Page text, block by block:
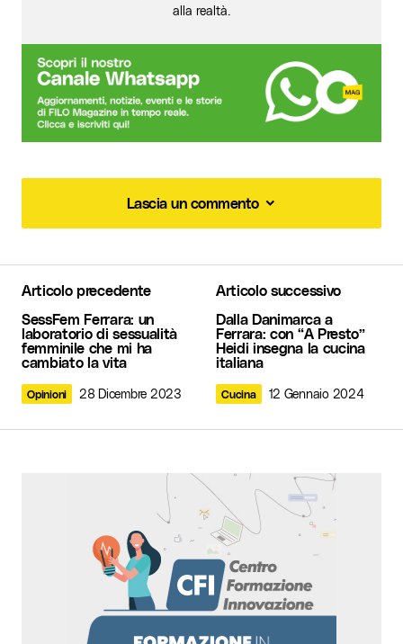
alla realtà.
Lascia un commento
Il tuo indirizzo email non sarà pubblicato.
campi obbligatori sono contrassegnati*
Commento*
Your E-mail*
Invia commento
Articolo precedente
SessFem Ferrara: un
laboratorio di sessualità
femminile che mi ha
cambiato la vita
Opinioni 28 Dicembre 2023
Articolo successivo
Dalla Danimarca a
Ferrara: con “A Presto”
Heidi insegna la cucina
italiana
Cucina 12 Gennaio 2024